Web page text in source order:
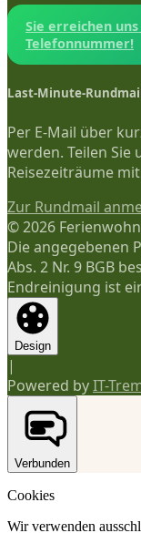
Sie erreichen
Telefonnummer!
Last-Minute-Rundmail
Per E-Mail über
werden. Teilen Sie
Reisezeiträume
Zur Rundmail
© 2026
Die angegebenen
Abs. 2 Nr. 9 BGB
Endreinigung ist
Design
|
Powered byIT-
Verbunden
Cookies
Wir verwenden